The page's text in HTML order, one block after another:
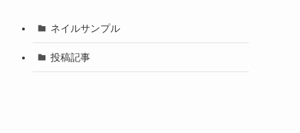
ネイルサンプル
投稿記事